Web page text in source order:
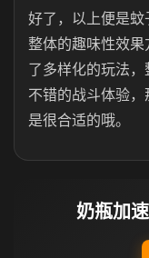
好了，以上便是
整体的趣味性效
了多样化的玩法
不错的战斗体验
是很合适的哦。
奶瓶加